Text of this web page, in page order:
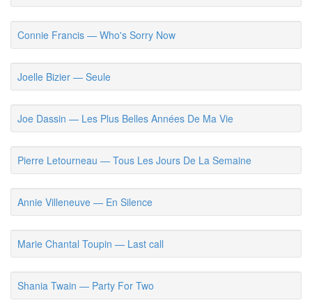
Connie Francis — Who's Sorry Now
Joelle Bizier — Seule
Joe Dassin — Les Plus Belles Années De Ma Vie
Pierre Letourneau — Tous Les Jours De La Semaine
Annie Villeneuve — En Silence
Marie Chantal Toupin — Last call
Shania Twain — Party For Two